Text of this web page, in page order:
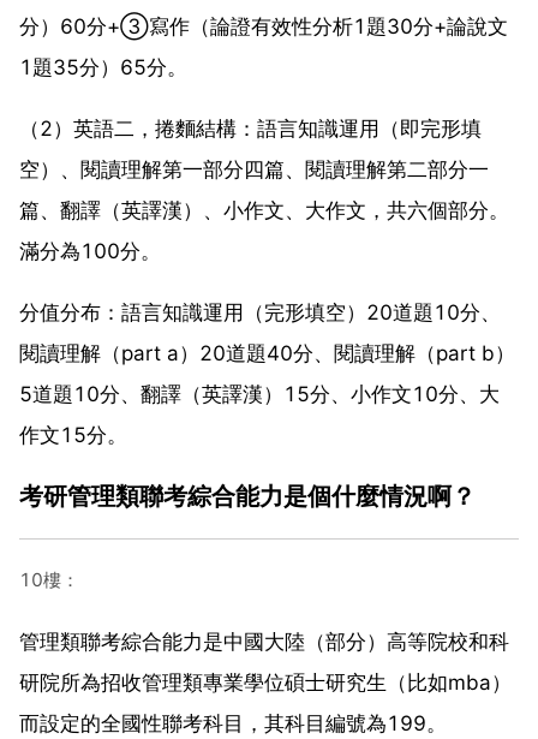
分）60分+③寫作（論證有效性分析1題30分+論說文
1題35分）65分。
（2）英語二，捲麵結構：語言知識運用（即完形填
空）、閱讀理解第一部分四篇、閱讀理解第二部分一
篇、翻譯（英譯漢）、小作文、大作文，共六個部分。
滿分為100分。
分值分布：語言知識運用（完形填空）20道題10分、
閱讀理解（part a）20道題40分、閱讀理解（part b）
5道題10分、翻譯（英譯漢）15分、小作文10分、大
作文15分。
考研管理類聯考綜合能力是個什麼情況啊？
10樓：
管理類聯考綜合能力是中國大陸（部分）高等院校和科
研院所為招收管理類專業學位碩士研究生（比如mba）
而設定的全國性聯考科目，其科目編號為199。